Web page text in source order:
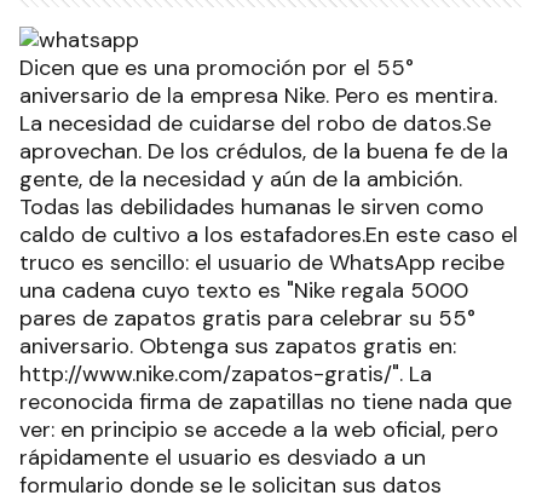
Dicen que es una promoción por el 55°
aniversario de la empresa Nike. Pero es mentira.
La necesidad de cuidarse del robo de datos.Se
aprovechan. De los crédulos, de la buena fe de la
gente, de la necesidad y aún de la ambición.
Todas las debilidades humanas le sirven como
caldo de cultivo a los estafadores.En este caso el
truco es sencillo: el usuario de WhatsApp recibe
una cadena cuyo texto es "Nike regala 5000
pares de zapatos gratis para celebrar su 55°
aniversario. Obtenga sus zapatos gratis en:
http://www.nike.com/zapatos-gratis/". La
reconocida firma de zapatillas no tiene nada que
ver: en principio se accede a la web oficial, pero
rápidamente el usuario es desviado a un
formulario donde se le solicitan sus datos